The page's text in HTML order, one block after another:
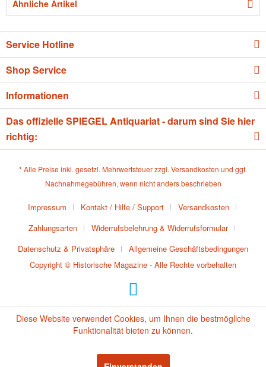
Ähnliche Artikel
Service Hotline
Shop Service
Informationen
Das offizielle SPIEGEL Antiquariat - darum sind Sie hier
richtig:
* Alle Preise inkl. gesetzl. Mehrwertsteuer zzgl. Versandkosten und ggf.
Nachnahmegebühren, wenn nicht anders beschrieben
Impressum Kontakt / Hilfe / Support
Versandkosten
Zahlungsarten
Widerrufsbelehrung & Widerrufsformular
Datenschutz & Privatsphäre
Allgemeine Geschäftsbedingungen
Copyright © Historische Magazine - Alle Rechte vorbehalten
Diese Website verwendet Cookies, um Ihnen die bestmögliche
Funktionalität bieten zu können.